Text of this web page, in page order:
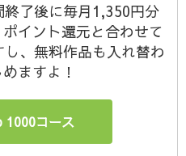
了後に毎月1,350円分
イント還元と合わせて
、無料作品も入れ替わ
ますよ！
1000コース